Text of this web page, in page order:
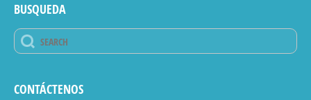
BUSQUEDA
CONTÁCTENOS